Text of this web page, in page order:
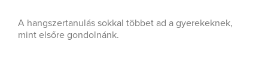
A hangszertanulás sokkal többet ad a gyerekeknek,
mint elsőre gondolnánk.